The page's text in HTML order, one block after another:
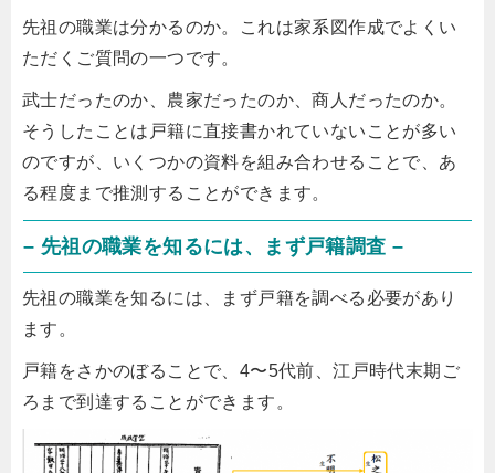
先祖の職業は分かるのか。これは家系図作成でよくい
ただくご質問の一つです。
武士だったのか、農家だったのか、商人だったのか。
そうしたことは戸籍に直接書かれていないことが多い
のですが、いくつかの資料を組み合わせることで、あ
る程度まで推測することができます。
– 先祖の職業を知るには、まず戸籍調査 –
先祖の職業を知るには、まず戸籍を調べる必要があり
ます。
戸籍をさかのぼることで、4〜5代前、江戸時代末期ご
ろまで到達することができます。